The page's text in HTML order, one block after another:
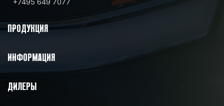
ПРОДУКЦИЯ
ИНФОРМАЦИЯ
ДИЛЕРЫ